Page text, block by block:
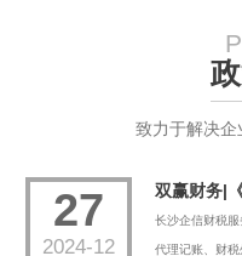
致力于解决企
27
2024-12
双赢财务|
长沙企信财税服
代理记账、财税